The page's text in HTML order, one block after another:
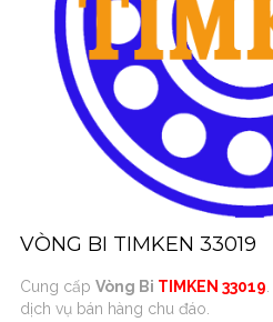
VÒNG BI TIMKEN 33019
Cung cấp Vòng Bi TIMKEN 33019
dịch vụ bán hàng chu đáo.